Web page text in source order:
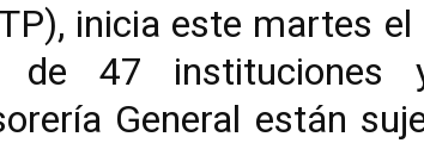
inicia este martes
de 47 instituciones
General están